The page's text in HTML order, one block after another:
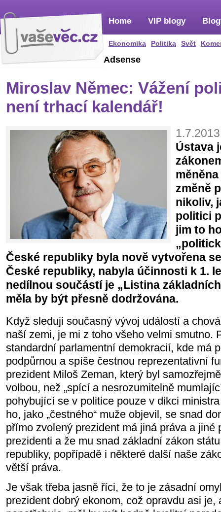
Home
Ekonomika Politika Svět
VIP blogy
Adsense
Miroslav Němec: Vážení
není trhací kalendář!
Ústava
změně
nikoliv,
politici
jim to
České republiky byla nově vytvořena
České republiky, nabyla účinnosti k 1.
nedílnou součástí je „Listina
měla by být přesně dodržována.
Když sleduji současný vývoj událostí a
naší zemi, je mi z toho všeho velmi smutno.
standardní parlamentní demokracií, kde má
podpůrnou a spíše čestnou reprezentativní
prezident Miloš Zeman, který byl
volbou, než „spící a nesrozumitelně
pohybující se v politice pouze v dikci
ho, jako „čestného“ muže objevil, se snad
přímo zvolený prezident má jiná práva a jiné
prezidenti a že mu snad základní zákon
republiky, popřípadě i některé další naše
větší práva.
Je však třeba jasně říci, že to je zásadní
prezident dobrý ekonom, což opravdu asi je,